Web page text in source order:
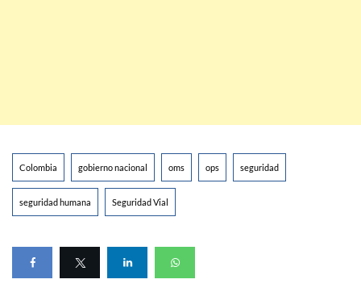
Colombia gobierno nacional oms ops seguridad
seguridad humana Seguridad Vial